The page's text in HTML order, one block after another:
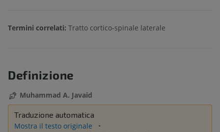
Termini correlati: Tratto cortico-spinale laterale
Definizione
Muhammad A. Javaid
Traduzione automatica
Mostra il testo originale